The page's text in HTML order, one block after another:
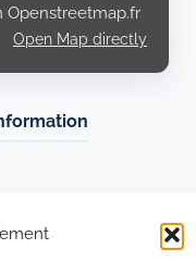
Openstreetmap.fr
Open Map directly